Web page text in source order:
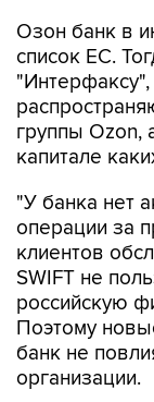
Озон банк в
список ЕС.
"Интерфаксу",
группы Ozon,
капитале
"У банка нет
операции за
клиентов
SWIFT не
российскую
Поэтому
банк не
организации.